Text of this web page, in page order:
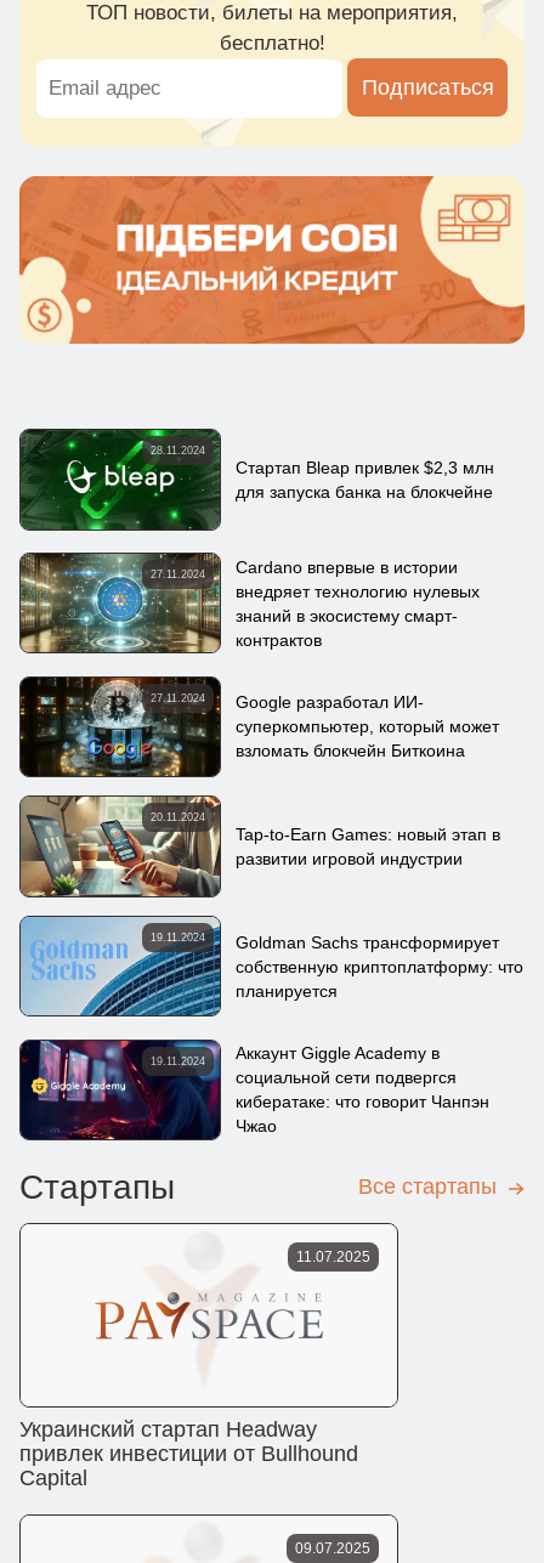
28.11.2024
Стартап Bleap привлек $2,3 млн
для запуска банка на блокчейне
27.11.2024
Cardano впервые в истории
внедряет технологию нулевых
знаний в экосистему смарт-
контрактов
27.11.2024
Google разработал ИИ-
суперкомпьютер, который может
взломать блокчейн Биткоина
20.11.2024
Tap-to-Earn Games: новый этап в
развитии игровой индустрии
19.11.2024
Goldman Sachs трансформирует
собственную криптоплатформу: что
планируется
19.11.2024
Аккаунт Giggle Academy в
социальной сети подвергся
кибератаке: что говорит Чанпэн
Чжао
Стартапы Все стартапы
11.07.2025
Украинский стартап Headway
привлек инвестиции от Bullhound
Capital
09.07.2025
ТОП новости, билеты на мероприятия,
бесплатно!
Подписаться